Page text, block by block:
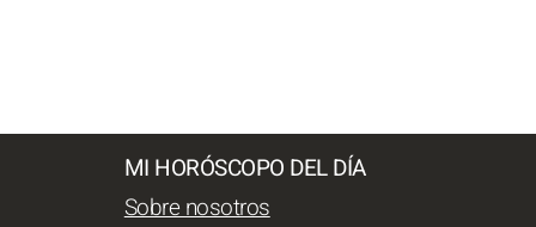
MI HORÓSCOPO DEL DÍA
Sobre nosotros